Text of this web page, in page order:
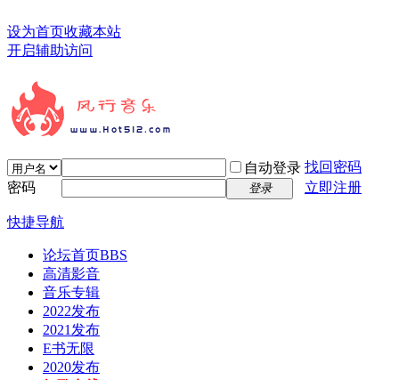
设为首页收藏本站
开启辅助访问
自动登录 找回密码
密码
登录 立即注册
快捷导航
论坛首页BBS
高清影音
音乐专辑
2022发布
2021发布
E书无限
2020发布